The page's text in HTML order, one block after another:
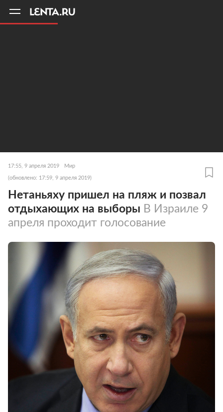
17:55, 9 апреля 2019 Мир
(обновлено: 17:59, 9 апреля 2019)
Нетаньяху пришел на пляж и позвал
отдыхающих на выборы В Израиле 9
апреля проходит голосование